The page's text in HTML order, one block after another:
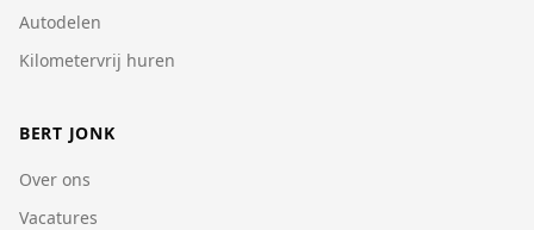
Autodelen
Kilometervrij huren
BERT JONK
Over ons
Vacatures